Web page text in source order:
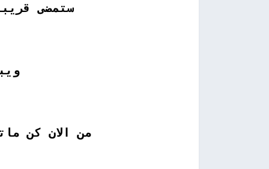
ستمضى
من الان كن